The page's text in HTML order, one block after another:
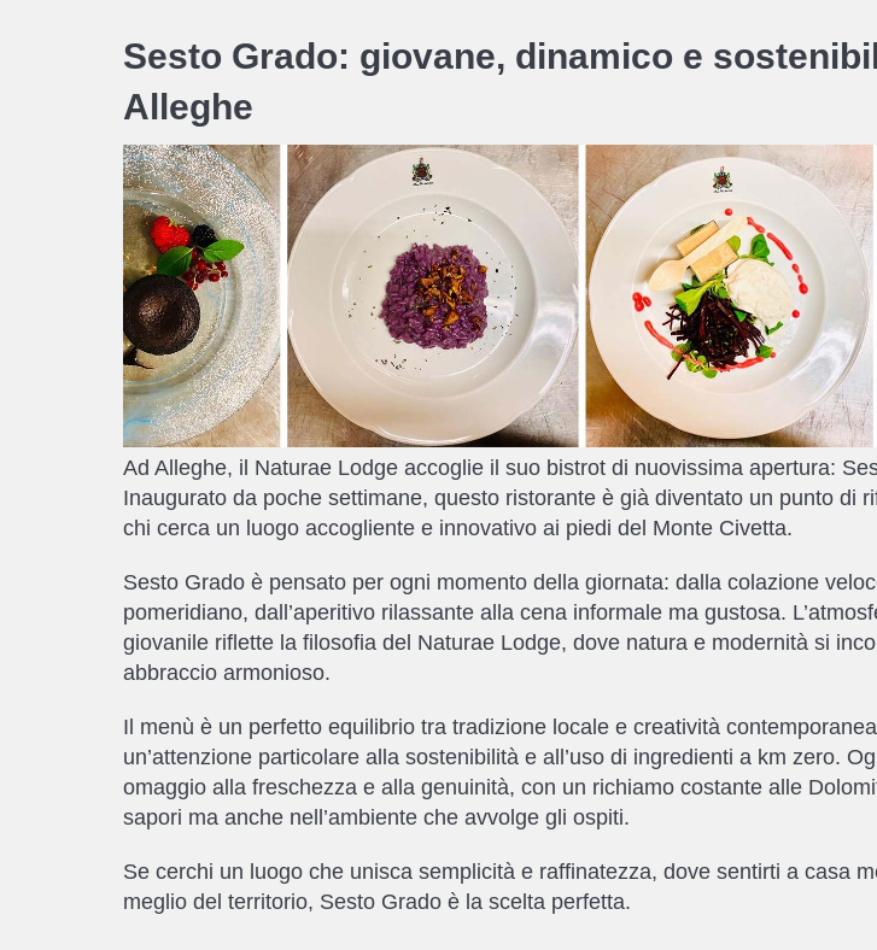
Sesto Grado: giovane, dinamico e
Alleghe
Ad Alleghe, il Naturae Lodge accoglie il suo bistrot di nuovissima apertura:
Inaugurato da poche settimane, questo ristorante è già diventato un punto di
chi cerca un luogo accogliente e innovativo ai piedi del Monte Civetta.
Sesto Grado è pensato per ogni momento della giornata: dalla colazione
pomeridiano, dall’aperitivo rilassante alla cena informale ma gustosa.
giovanile riflette la filosofia del Naturae Lodge, dove natura e modernità si
abbraccio armonioso.
Il menù è un perfetto equilibrio tra tradizione locale e creatività
un’attenzione particolare alla sostenibilità e all’uso di ingredienti a km zero.
omaggio alla freschezza e alla genuinità, con un richiamo costante alle
sapori ma anche nell’ambiente che avvolge gli ospiti.
Se cerchi un luogo che unisca semplicità e raffinatezza, dove sentirti a casa
meglio del territorio, Sesto Grado è la scelta perfetta.